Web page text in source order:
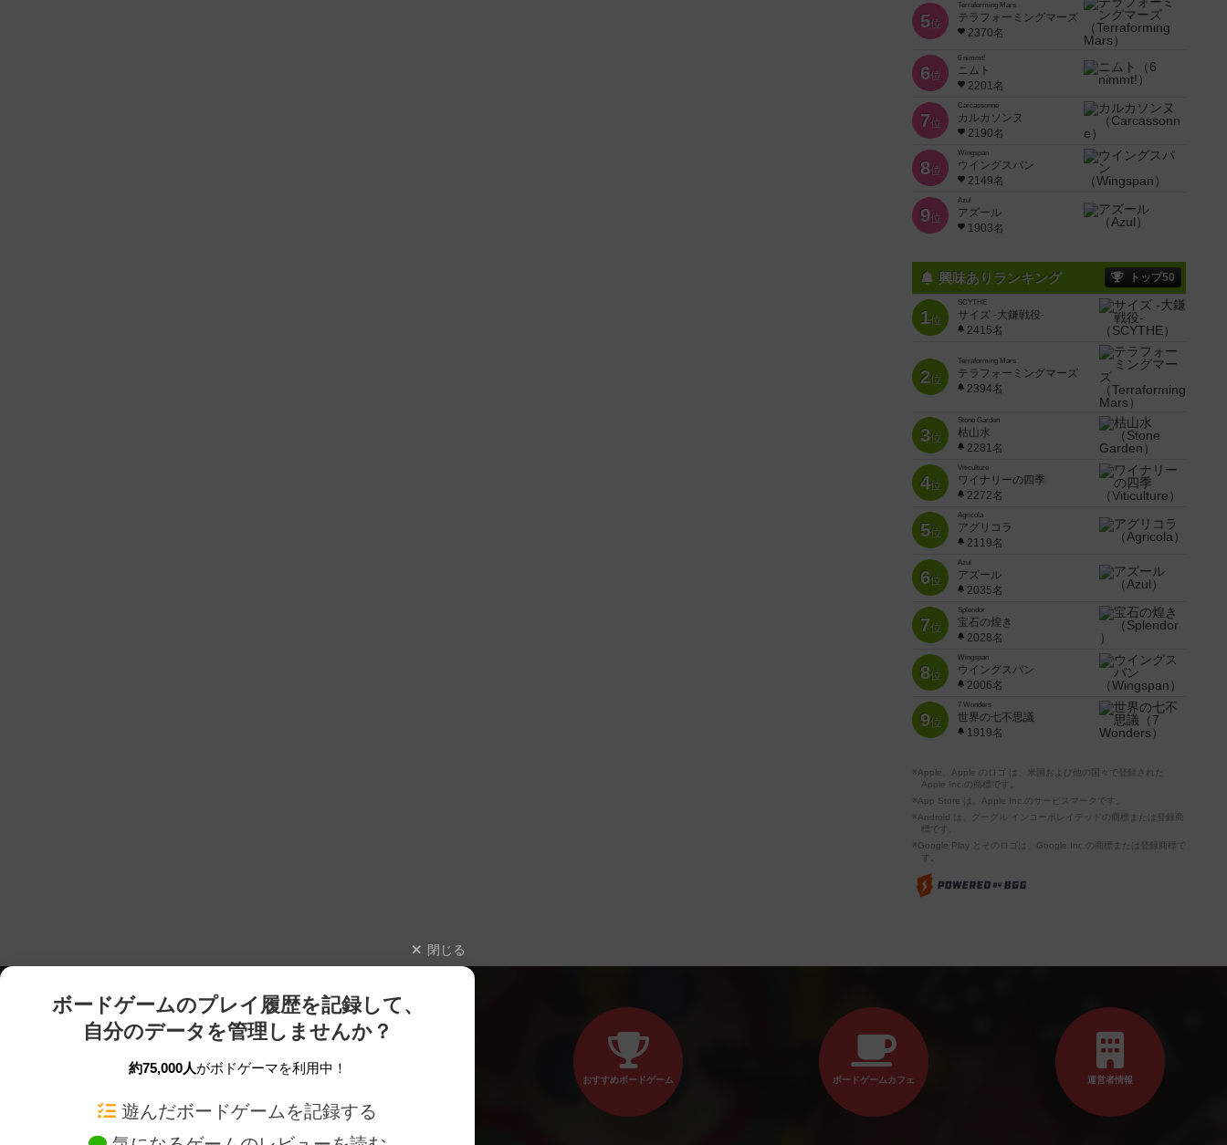
5位
Terraforming Mars
テラフォーミングマーズ
2370名
6位
6 nimmt!
ニムト
2201名
7位
Carcassonne
カルカソンヌ
2190名
8位
Wingspan
ウイングスパン
2149名
9位
Azul
アズール
1903名
興味ありランキング トップ50
1位
SCYTHE
サイズ -大鎌戦役-
2415名
2位
Terraforming Mars
テラフォーミングマーズ
2394名
3位
Stone Garden
枯山水
2281名
4位
Viticulture
ワイナリーの四季
2272名
5位
Agricola
アグリコラ
2119名
6位
Azul
アズール
2035名
7位
Splendor
宝石の煌き
2028名
8位
Wingspan
ウイングスパン
2006名
9位
7 Wonders
世界の七不思議
1919名
※Apple、Apple のロゴ は、米国および他の国々で登録された
Apple Inc.の商標です。
※App Store は、Apple Inc.のサービスマークです。
※Android は、グーグル インコーポレイテッドの商標または登録商
標です。
※Google Play とそのロゴは、Google Inc.の商標または登録商標で
す。
閉じる
ボードゲームのプレイ履歴を記録して、
自分のデータを管理しませんか？
約75,000人がボドゲーマを利用中！
遊んだボードゲームを記録する
おすすめボードゲーム ボードゲームカフェ 運営者情報